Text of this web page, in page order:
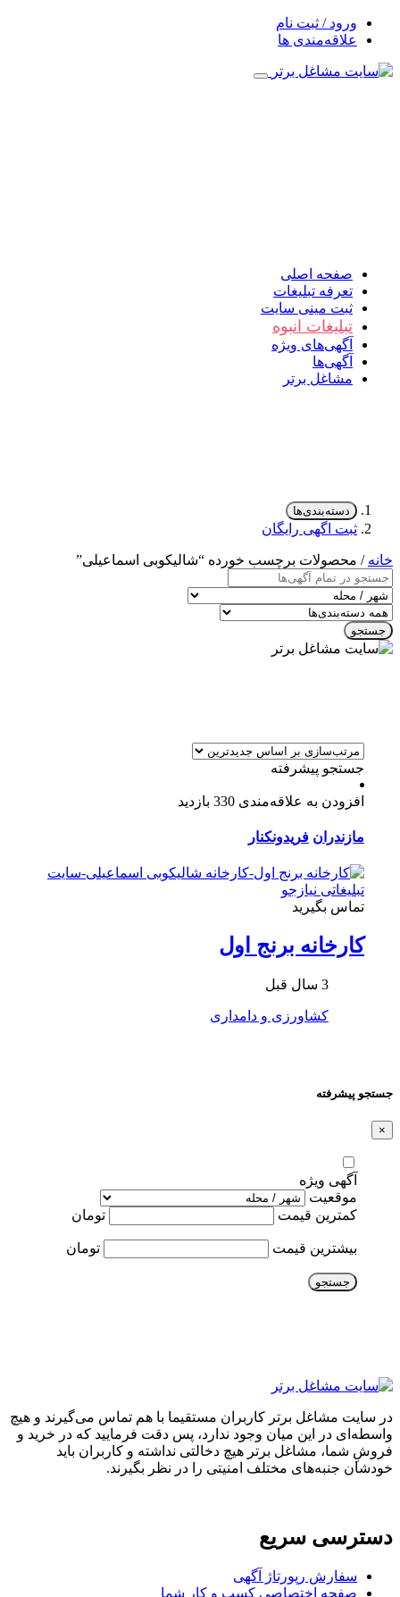
ورود / ثبت نام
علاقه‌مندی ها
صفحه اصلی
تعرفه تبلیغات
ثبت مینی سایت
تبلیغات انبوه
آگهی‌های ویژه
آگهی‌ها
مشاغل برتر
دسته‌بندی‌ها
ثبت اگهی رایگان
خانه / محصولات برچسب خورده “شالیکوبی اسماعیلی”
جستجو
جستجو پیشرفته
افزودن به علاقه‌مندی 330 بازدید
مازندران فریدونکنار
تماس بگیرید
کارخانه برنج اول
3 سال قبل
کشاورزی و دامداری
جستجو پیشرفته
×
آگهی ویژه
موقعیت
کمترین قیمت
تومان
بیشترین قیمت تومان
جستجو
در سایت مشاغل برتر کاربران مستقیما با هم تماس می‌گیرند و هیچ
واسطه‌ای در این میان وجود ندارد، پس دقت فرمایید که در خرید و
فروشِ شما، مشاغل برتر هیچ دخالتی نداشته و کاربران باید
خودشان جنبه‌های مختلف امنیتی را در نظر بگیرند.
دسترسی سریع
سفارش رپورتاژ آگهی
صفحه اختصاصی کسب و کار شما